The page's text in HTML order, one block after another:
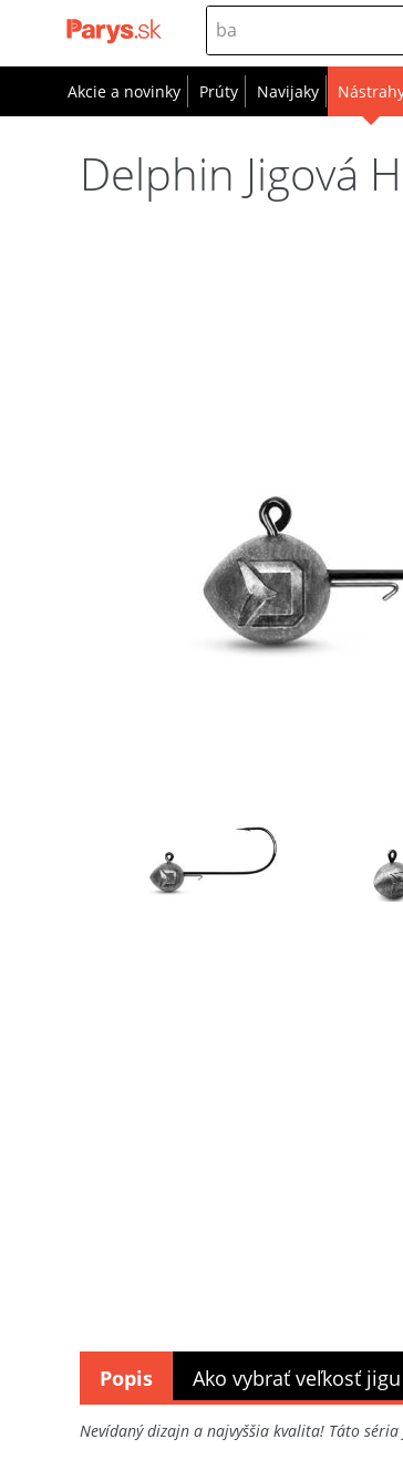
Akcie a novinky Prúty Navijaky
Delphin Jigová
Nevídaný dizajn a najvyššia kvalita! Táto
Popis Ako vybrať veľkosť jigu